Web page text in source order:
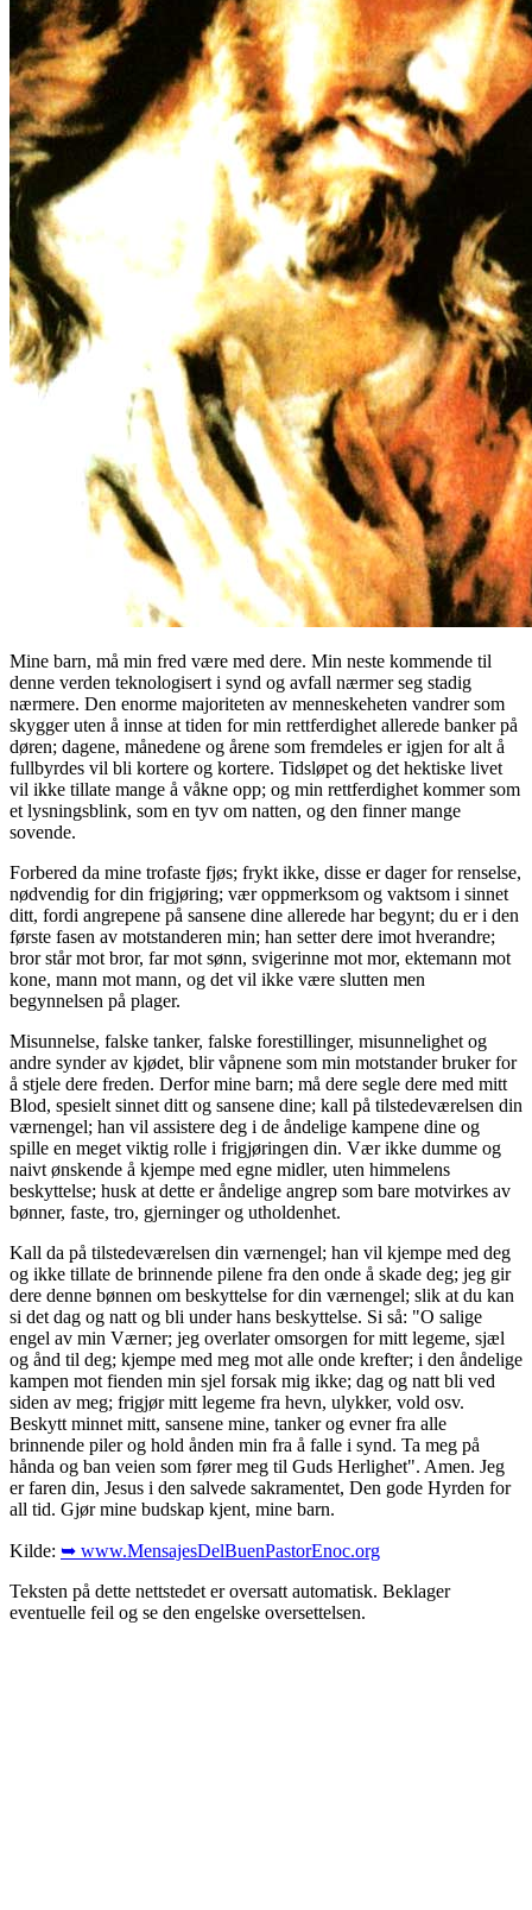
Mine barn, må min fred være med dere. Min neste kommende til
denne verden teknologisert i synd og avfall nærmer seg stadig
nærmere. Den enorme majoriteten av menneskeheten vandrer som
skygger uten å innse at tiden for min rettferdighet allerede banker på
døren; dagene, månedene og årene som fremdeles er igjen for alt å
fullbyrdes vil bli kortere og kortere. Tidsløpet og det hektiske livet
vil ikke tillate mange å våkne opp; og min rettferdighet kommer som
et lysningsblink, som en tyv om natten, og den finner mange
sovende.
Forbered da mine trofaste fjøs; frykt ikke, disse er dager for renselse,
nødvendig for din frigjøring; vær oppmerksom og vaktsom i sinnet
ditt, fordi angrepene på sansene dine allerede har begynt; du er i den
første fasen av motstanderen min; han setter dere imot hverandre;
bror står mot bror, far mot sønn, svigerinne mot mor, ektemann mot
kone, mann mot mann, og det vil ikke være slutten men
begynnelsen på plager.
Misunnelse, falske tanker, falske forestillinger, misunnelighet og
andre synder av kjødet, blir våpnene som min motstander bruker for
å stjele dere freden. Derfor mine barn; må dere segle dere med mitt
Blod, spesielt sinnet ditt og sansene dine; kall på tilstedeværelsen din
værnengel; han vil assistere deg i de åndelige kampene dine og
spille en meget viktig rolle i frigjøringen din. Vær ikke dumme og
naivt ønskende å kjempe med egne midler, uten himmelens
beskyttelse; husk at dette er åndelige angrep som bare motvirkes av
bønner, faste, tro, gjerninger og utholdenhet.
Kall da på tilstedeværelsen din værnengel; han vil kjempe med deg
og ikke tillate de brinnende pilene fra den onde å skade deg; jeg gir
dere denne bønnen om beskyttelse for din værnengel; slik at du kan
si det dag og natt og bli under hans beskyttelse. Si så: "O salige
engel av min Værner; jeg overlater omsorgen for mitt legeme, sjæl
og ånd til deg; kjempe med meg mot alle onde krefter; i den åndelige
kampen mot fienden min sjel forsak mig ikke; dag og natt bli ved
siden av meg; frigjør mitt legeme fra hevn, ulykker, vold osv.
Beskytt minnet mitt, sansene mine, tanker og evner fra alle
brinnende piler og hold ånden min fra å falle i synd. Ta meg på
hånda og ban veien som fører meg til Guds Herlighet". Amen. Jeg
er faren din, Jesus i den salvede sakramentet, Den gode Hyrden for
all tid. Gjør mine budskap kjent, mine barn.
Kilde: ➥ www.MensajesDelBuenPastorEnoc.org
Teksten på dette nettstedet er oversatt automatisk. Beklager
eventuelle feil og se den engelske oversettelsen.